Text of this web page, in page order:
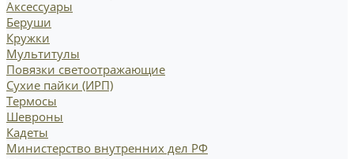
Аксессуары
Беруши
Кружки
Мультитулы
Повязки светоотражающие
Сухие пайки (ИРП)
Термосы
Шевроны
Кадеты
Министерство внутренних дел РФ